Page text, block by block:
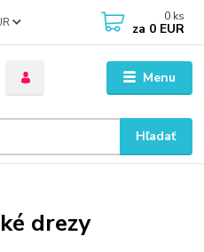
Menu
Hľadať
0 ks
za 0 EUR
drezy